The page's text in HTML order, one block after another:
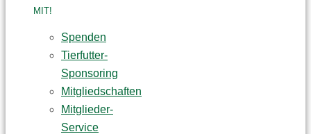
MIT!
Spenden
Tierfutter-
Sponsoring
Mitgliedschaften
Mitglieder-
Service